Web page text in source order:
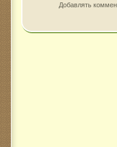
Добавлять